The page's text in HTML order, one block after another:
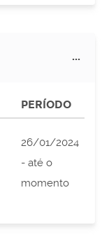
...
PERÍODO
26/01/2024
- até o
momento